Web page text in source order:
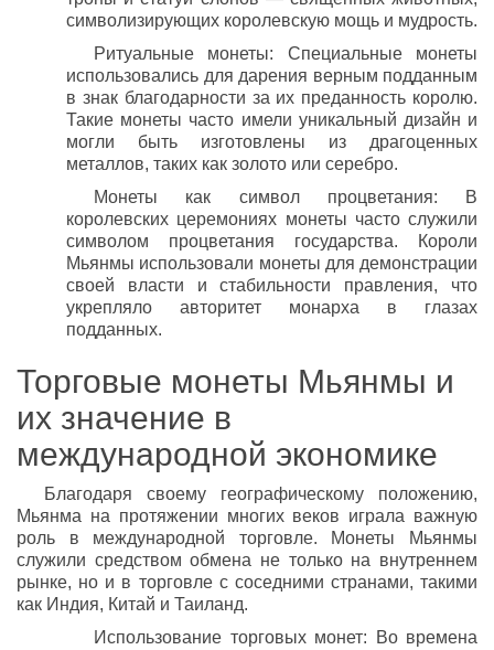
символизирующих королевскую мощь и мудрость.
Ритуальные монеты: Специальные монеты
использовались для дарения верным подданным
в знак благодарности за их преданность королю.
Такие монеты часто имели уникальный дизайн и
могли быть изготовлены из драгоценных
металлов, таких как золото или серебро.
Монеты как символ процветания: В
королевских церемониях монеты часто служили
символом процветания государства. Короли
Мьянмы использовали монеты для демонстрации
своей власти и стабильности правления, что
укрепляло авторитет монарха в глазах
подданных.
Торговые монеты Мьянмы и
их значение в
международной экономике
Благодаря своему географическому положению,
Мьянма на протяжении многих веков играла важную
роль в международной торговле. Монеты Мьянмы
служили средством обмена не только на внутреннем
рынке, но и в торговле с соседними странами, такими
как Индия, Китай и Таиланд.
Использование торговых монет: Во времена